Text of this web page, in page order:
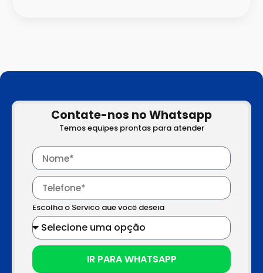
Contate-nos no Whatsapp
Temos equipes prontas para atender
Escolha o Serviço que você deseja
IR PARA WHATSAPP